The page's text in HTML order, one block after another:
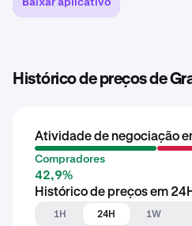
Histórico de preços de
Atividade de negociação
Compradores
42,9%
Histórico de preços em
1H
24H 1W